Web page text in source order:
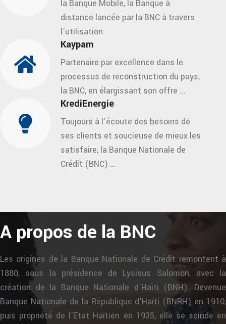
la Banque Mobile, la Banque à
distance lancée par la BNC à travers
l'utilisation
Kaypam
Partenaire par excellence dans le
processus de reconstruction du pays,
la BNC, en élargissant son offre ...
KrediEnergie
Toujours à l'écoute des besoins de
ses clients et soucieuse de mieux les
satisfaire, la Banque Nationale de
Crédit (BNC) ...
A propos de la BNC
Les origines de la Banque Nationale de Crédit remontent à
1880, sous la présidence de Lysisus Salomon, avec la
création de la Banque Nationale d'Haïti (BNH). Devenue
Banque Nationale de la République d'Haïti (BNRH) en 1910,
puis propriété de l'Etat Haïtien en 1935, elle se scinde en